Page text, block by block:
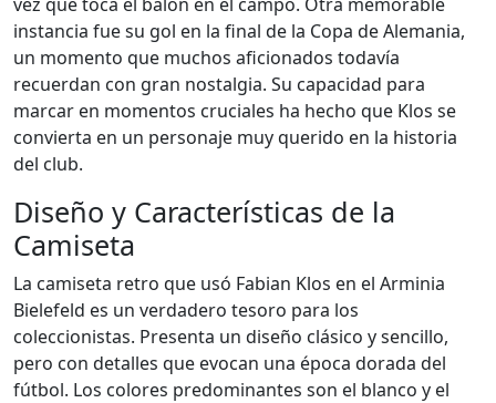
instancia fue su gol en la final de la Copa de Alemania,
un momento que muchos aficionados todavía
recuerdan con gran nostalgia. Su capacidad para
marcar en momentos cruciales ha hecho que Klos se
convierta en un personaje muy querido en la historia
del club.
Diseño y Características de la
Camiseta
La camiseta retro que usó Fabian Klos en el Arminia
Bielefeld es un verdadero tesoro para los
coleccionistas. Presenta un diseño clásico y sencillo,
pero con detalles que evocan una época dorada del
fútbol. Los colores predominantes son el blanco y el